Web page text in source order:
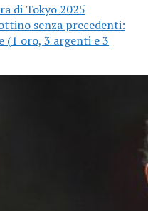
di Tokyo 2025
senza precedenti:
(1 oro, 3 argenti e 3